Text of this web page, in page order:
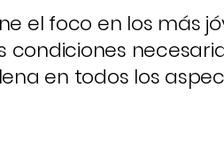
el foco en los más
condiciones
en todos los